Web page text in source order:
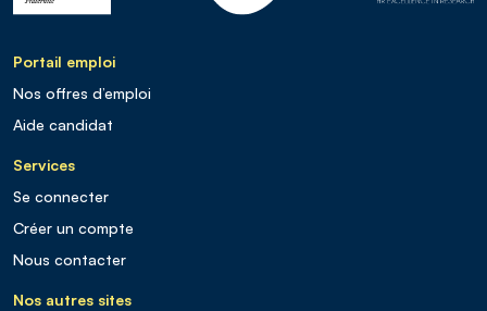
Portail emploi
Nos offres d’emploi
Aide candidat
Services
Se connecter
Créer un compte
Nous contacter
Nos autres sites